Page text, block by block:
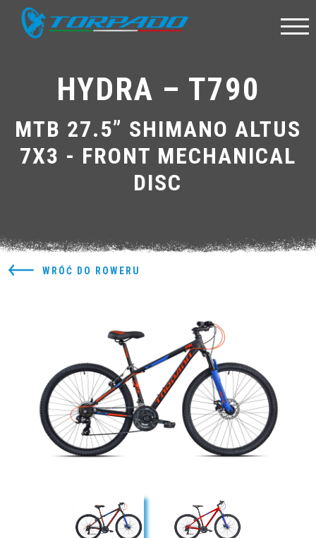
HYDRA – T790
MTB 27.5” SHIMANO ALTUS
7X3 - FRONT MECHANICAL
DISC
WRÓĆ DO ROWERU